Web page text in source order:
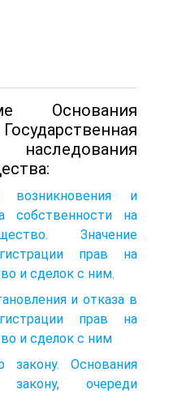
и
собственности на
Значение
прав на
и сделок с ним.
и отказа в
прав на
и сделок с ним
закону. Основания
очереди